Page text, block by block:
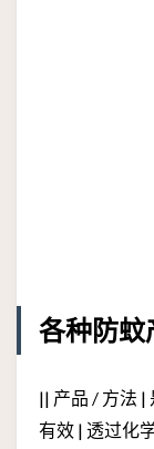
各种防蚊
|| 产品 / 方法
有效 | 透过化